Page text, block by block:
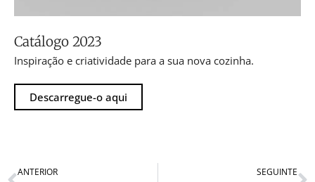
Catálogo 2023
Inspiração e criatividade para a sua nova cozinha.
Descarregue-o aqui
ANTERIOR SEGUINTE